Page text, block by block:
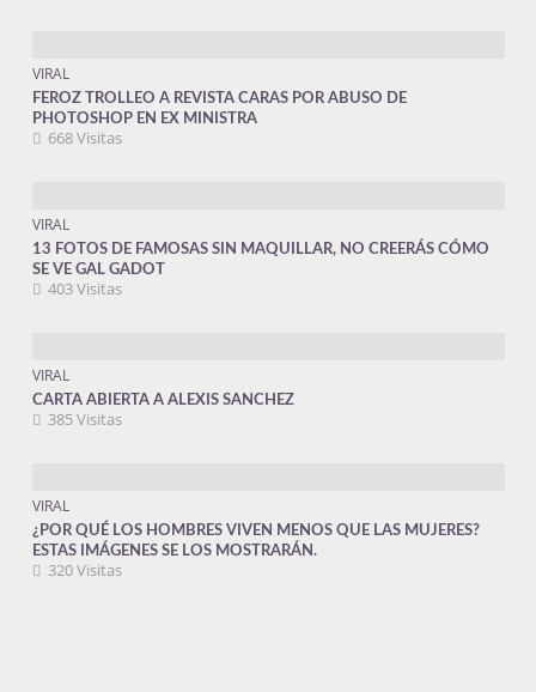
VIRAL
FEROZ TROLLEO A REVISTA CARAS POR ABUSO DE
PHOTOSHOP EN EX MINISTRA
668 Visitas
VIRAL
13 FOTOS DE FAMOSAS SIN MAQUILLAR, NO CREERÁS CÓMO
SE VE GAL GADOT
403 Visitas
VIRAL
CARTA ABIERTA A ALEXIS SANCHEZ
385 Visitas
VIRAL
¿POR QUÉ LOS HOMBRES VIVEN MENOS QUE LAS MUJERES?
ESTAS IMÁGENES SE LOS MOSTRARÁN.
320 Visitas